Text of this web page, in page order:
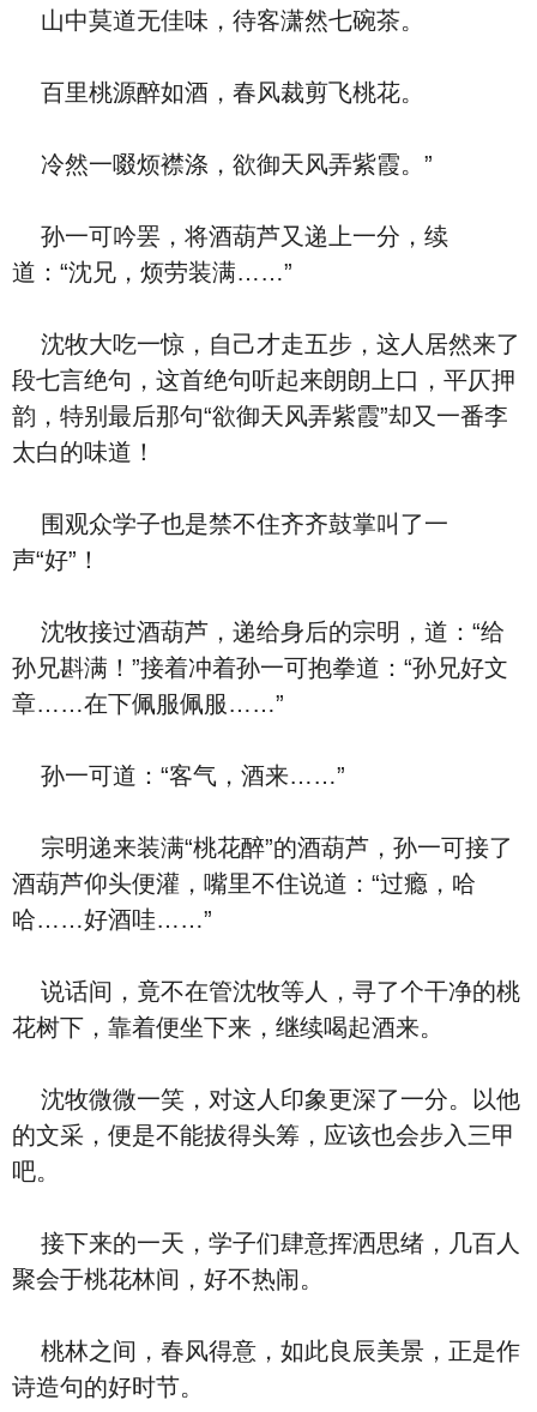
山中莫道无佳味，待客潇然七碗茶。
百里桃源醉如酒，春风裁剪飞桃花。
冷然一啜烦襟涤，欲御天风弄紫霞。”
孙一可吟罢，将酒葫芦又递上一分，续
道：“沈兄，烦劳装满……”
沈牧大吃一惊，自己才走五步，这人居然来了
段七言绝句，这首绝句听起来朗朗上口，平仄押
韵，特别最后那句“欲御天风弄紫霞”却又一番李
太白的味道！
围观众学子也是禁不住齐齐鼓掌叫了一
声“好”！
沈牧接过酒葫芦，递给身后的宗明，道：“给
孙兄斟满！”接着冲着孙一可抱拳道：“孙兄好文
章……在下佩服佩服……”
孙一可道：“客气，酒来……”
宗明递来装满“桃花醉”的酒葫芦，孙一可接了
酒葫芦仰头便灌，嘴里不住说道：“过瘾，哈
哈……好酒哇……”
说话间，竟不在管沈牧等人，寻了个干净的桃
花树下，靠着便坐下来，继续喝起酒来。
沈牧微微一笑，对这人印象更深了一分。以他
的文采，便是不能拔得头筹，应该也会步入三甲
吧。
接下来的一天，学子们肆意挥洒思绪，几百人
聚会于桃花林间，好不热闹。
桃林之间，春风得意，如此良辰美景，正是作
诗造句的好时节。